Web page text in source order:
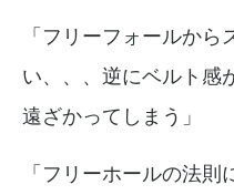
「フリーフォールか
い、、、逆にベルト感
遠ざかってしまう」
「フリーホールの法則